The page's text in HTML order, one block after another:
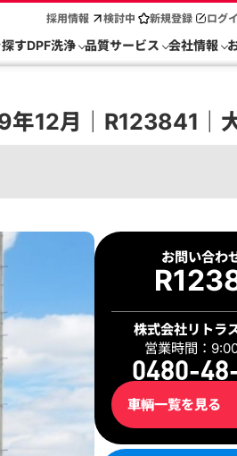
採用情報 検討中 新規登録 ログ
すDPF洗浄 品質サービス 会社情報
年12月｜R123841｜
お問い合わ
株式会社リトラ
営業時間：
0480-
車輌一覧を見る